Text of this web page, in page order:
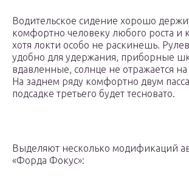
Водительское сидение хорошо
комфортно человеку любого роста и
хотя локти особо не раскинешь.
удобно для удержания, приборные
вдавленные, солнце не отражается
На заднем ряду комфортно двум
подсадке третьего будет тесновато.
Выделяют несколько модификаций
«Форда Фокус»: